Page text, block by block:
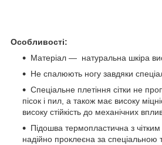
Особливості:
Матеріал — натуральна шкіра
Не спалюють ногу завдяки
Спеціальне плетіння сітки не
пісок і пил, а також має високу
високу стійкість до механічних
Підошва термопластична з
надійно проклеєна за спеціальною